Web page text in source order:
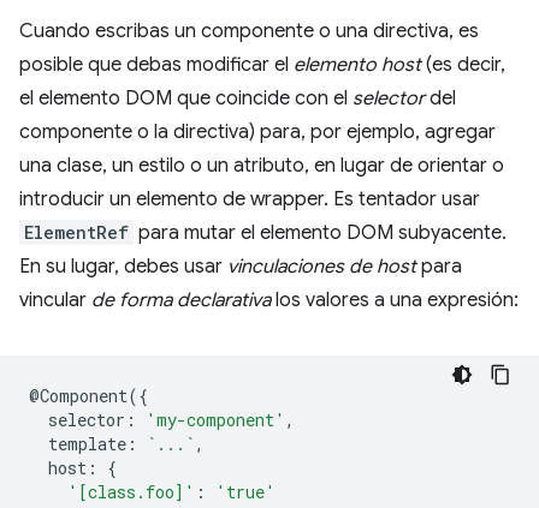
Cuando escribas un componente o una directiva, es
posible que debas modificar el elemento host(es decir,
el elemento DOM que coincide con el selectordel
componente o la directiva) para, por ejemplo, agregar
una clase, un estilo o un atributo, en lugar de orientar o
introducir un elemento de wrapper. Es tentador usar
ElementRef para mutar el elemento DOM subyacente.
En su lugar, debes usar vinculaciones de hostpara
vincular de forma declarativalos valores a una expresión:
@Component({
selector : 'my-component' ,
template : `...` ,
host :
{
'[class.foo]' :
'true'